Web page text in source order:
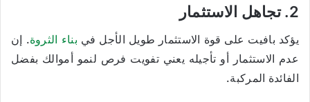
2. تجاهل الاستثمار
يؤكد بافيت على قوة الاستثمار طويل الأجل في بناء الثروة. إن
عدم الاستثمار أو تأجيله يعني تفويت فرص لنمو أموالك بفضل
الفائدة المركبة.